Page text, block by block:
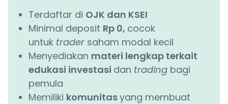
Terdaftar di OJK dan KSEI
Minimal deposit Rp 0, cocok
untuk trader saham modal kecil
Menyediakan materi lengkap terkait
edukasi investasi dan trading bagi
pemula
Memiliki komunitasyang membuat